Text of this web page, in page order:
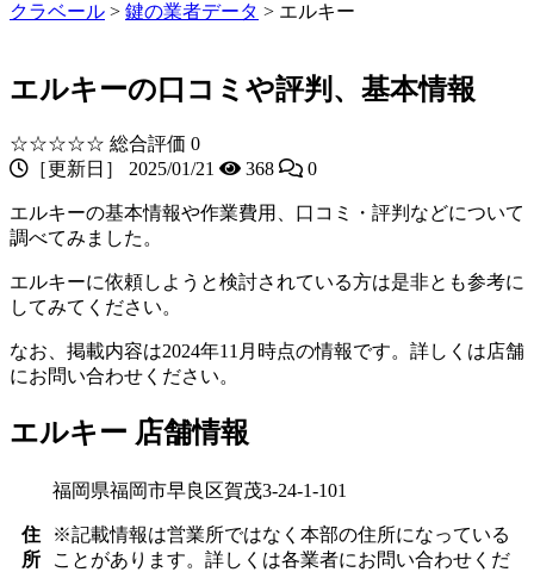
クラベール > 鍵の業者データ > エルキー
エルキーの口コミや評判、基本情報
☆☆☆☆☆ 総合評価 0
［更新日］ 2025/01/21
368 0
エルキーの基本情報や作業費用、口コミ・評判などについて
調べてみました。
エルキーに依頼しようと検討されている方は是非とも参考に
してみてください。
なお、掲載内容は2024年11月時点の情報です。詳しくは店舗
にお問い合わせください。
エルキー 店舗情報
住
所
福岡県福岡市早良区賀茂3-24-1-101
※記載情報は営業所ではなく本部の住所になっている
ことがあります。詳しくは各業者にお問い合わせくだ